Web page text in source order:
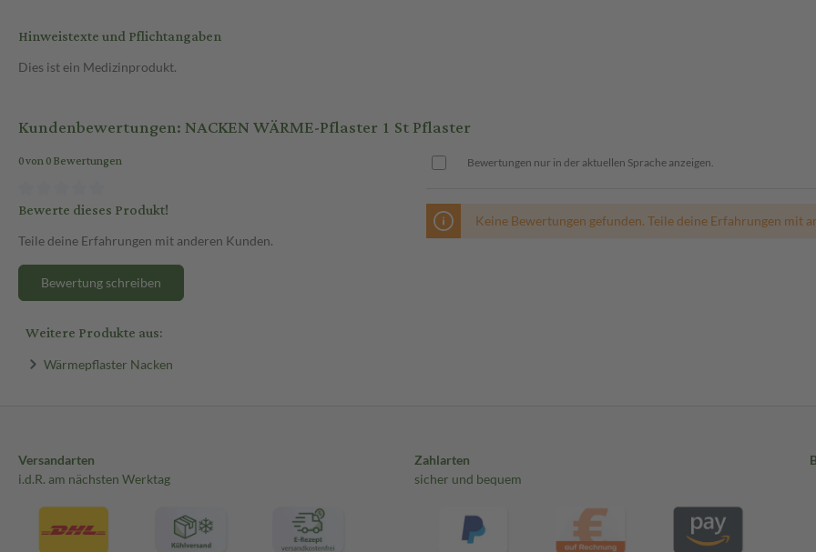
Hinweistexte und Pflichtangaben
Dies ist ein Medizinprodukt.
Kundenbewertungen: NACKEN WÄRME-Pflaster 1 St Pflaster
0 von 0 Bewertungen
Bewerte dieses Produkt!
Teile deine Erfahrungen mit anderen Kunden.
Bewertung schreiben
Bewertungen nur in der aktuellen Sprache anzeigen.
Keine Bewertungen gefunden. Teile deine Erfahrungen mit
Weitere Produkte aus:
Wärmepflaster Nacken
Versandarten
i.d.R. am nächsten Werktag
Zahlarten
sicher und bequem